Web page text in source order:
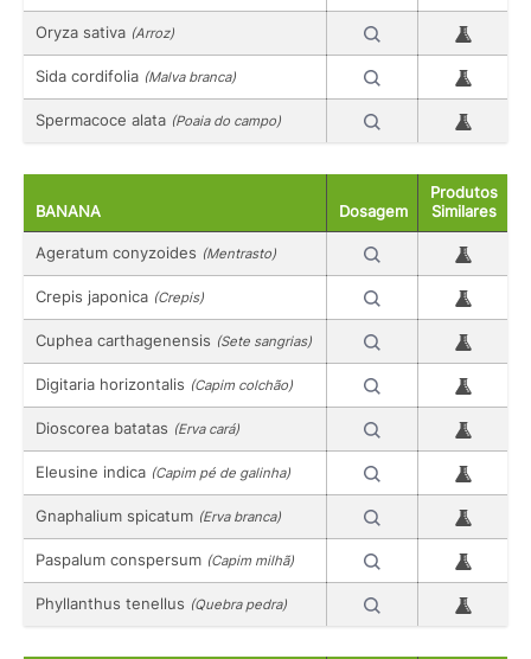
Oryza sativa (Arroz)
Sida cordifolia (Malva branca)
Spermacoce alata (Poaia do campo)
BANANA Dosagem
Produtos
Similares
Ageratum conyzoides (Mentrasto)
Crepis japonica (Crepis)
Cuphea carthagenensis (Sete sangrias)
Digitaria horizontalis (Capim colchão)
Dioscorea batatas (Erva cará)
Eleusine indica (Capim pé de galinha)
Gnaphalium spicatum (Erva branca)
Paspalum conspersum (Capim milhã)
Phyllanthus tenellus (Quebra pedra)